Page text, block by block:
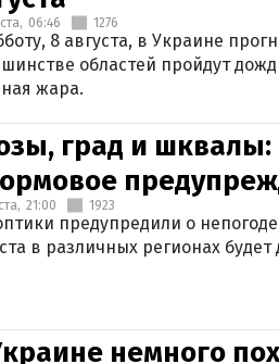
06:46 1276
8 августа, в Украине
областей пройдут
жара.
град и
21:00 1923
предупредили о
в различных регионах
немного